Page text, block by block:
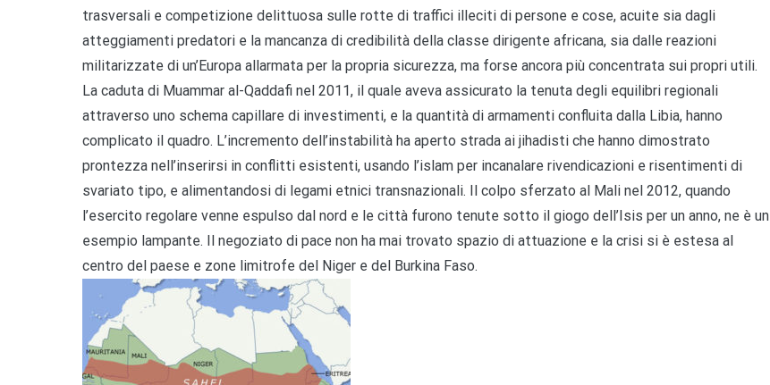
trasversali e competizione delittuosa sulle rotte di traffici illeciti di persone e cose, acuite sia dagli
atteggiamenti predatori e la mancanza di credibilità della classe dirigente africana, sia dalle reazioni
militarizzate di un’Europa allarmata per la propria sicurezza, ma forse ancora più concentrata sui propri utili.
La caduta di Muammar al-Qaddafi nel 2011, il quale aveva assicurato la tenuta degli equilibri regionali
attraverso uno schema capillare di investimenti, e la quantità di armamenti confluita dalla Libia, hanno
complicato il quadro. L’incremento dell’instabilità ha aperto strada ai jihadisti che hanno dimostrato
prontezza nell’inserirsi in conflitti esistenti, usando l’islam per incanalare rivendicazioni e risentimenti di
svariato tipo, e alimentandosi di legami etnici transnazionali. Il colpo sferzato al Mali nel 2012, quando
l’esercito regolare venne espulso dal nord e le città furono tenute sotto il giogo dell’Isis per un anno, ne è un
esempio lampante. Il negoziato di pace non ha mai trovato spazio di attuazione e la crisi si è estesa al
centro del paese e zone limitrofe del Niger e del Burkina Faso.